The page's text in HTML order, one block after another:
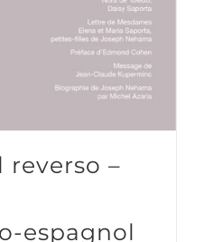
reverso –
espagnol